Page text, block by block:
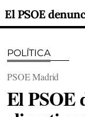
POLÍTICA
PSOE Madrid
El PSOE